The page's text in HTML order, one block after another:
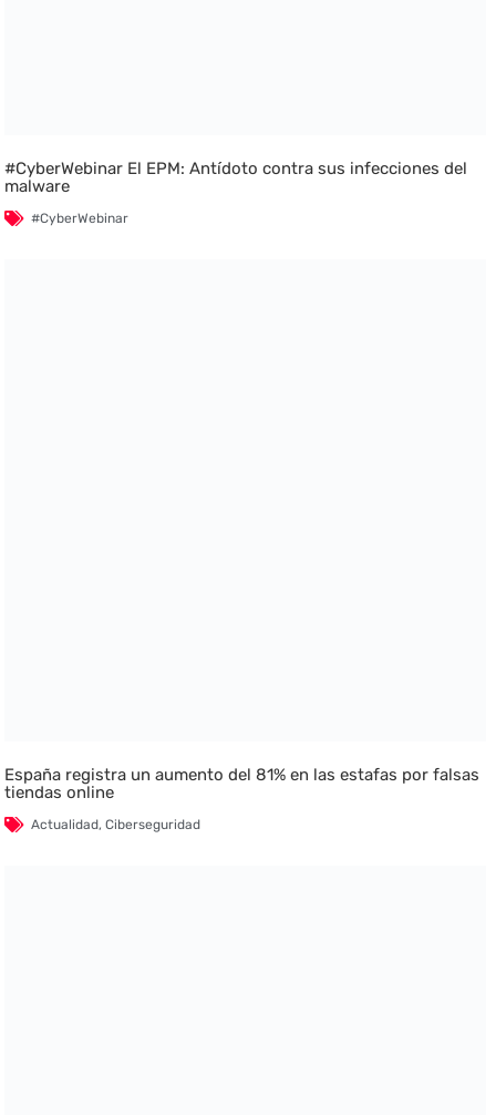
#CyberWebinar El EPM: Antídoto contra sus infecciones del
malware
#CyberWebinar
España registra un aumento del 81% en las estafas por falsas
tiendas online
Actualidad,Ciberseguridad